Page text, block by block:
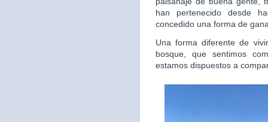
han pertenecido desde
concedido una forma de
Una forma diferente de
bosque, que sentimos
estamos dispuestos a